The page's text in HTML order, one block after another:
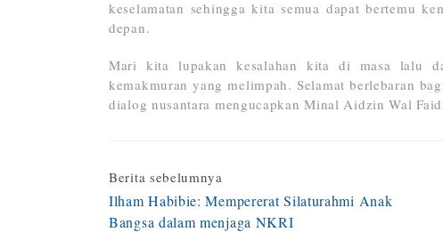
keselamatan sehingga kita semua dapat bertemu
depan.
Mari kita lupakan kesalahan kita di masa lalu
kemakmuran yang melimpah. Selamat berlebaran
dialog nusantara mengucapkan Minal Aidzin Wal
Continue
Reading
Berita sebelumnya
Ilham Habibie: Mempererat Silaturahmi Anak
Bangsa dalam menjaga NKRI